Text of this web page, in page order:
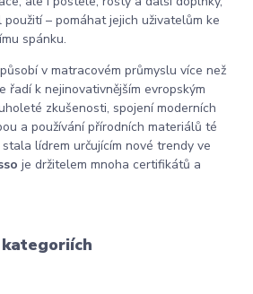
– pomáhat jejich uživatelům ke
spánku.
působí v matracovém průmyslu více než
řadí k nejinovativnějším evropským
zkušenosti, spojení moderních
a používání přírodních materiálů té
lídrem určujícím nové trendy ve
je držitelem mnoha certifikátů a
kategoriích